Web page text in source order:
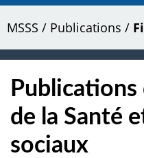
MSSS / Publications /
de la Santé
sociaux